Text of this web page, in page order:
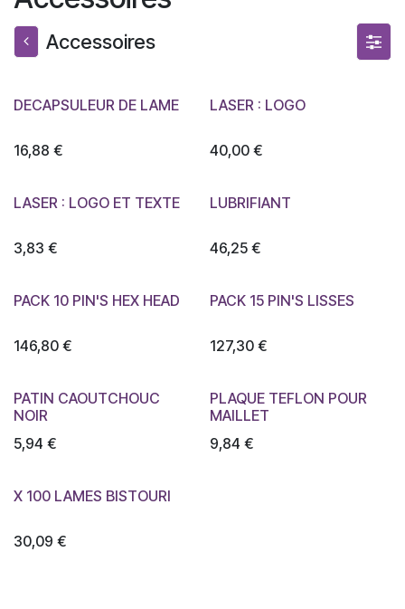
Accessoires
DECAPSULEUR DE LAME
16,88 €
LASER : LOGO
40,00€
LASER : LOGO ET TEXTE
3,83 €
LUBRIFIANT
46,25€
PACK 10 PIN'S HEX HEAD
146,80 €
PACK 15 PIN'S LISSES
127,30€
PATIN CAOUTCHOUC
NOIR
5,94 €
PLAQUE TEFLON POUR
MAILLET
9,84 €
X 100 LAMES BISTOURI
30,09 €